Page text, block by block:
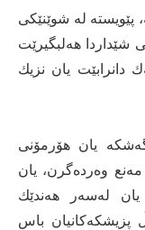
پێویستە لە شوێنێكی
شێداردا هەلبگیرێت
دانرابێت یان نزیك
یان هۆرمۆنی
وەردەگرن، یان
لەسەر هەندێك
پزیشكەكانیان باس